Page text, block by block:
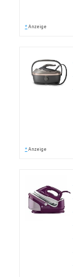
* Anzeige
* Anzeige